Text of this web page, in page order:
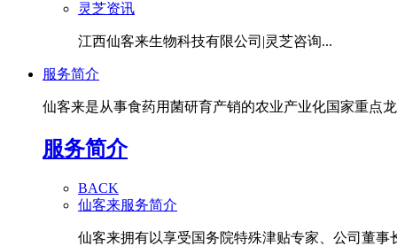
灵芝资讯
江西仙客来生物科技有限公司|灵芝咨询...
服务简介
仙客来是从事食药用菌研育产销的农业产业化国家重点
服务简介
BACK
仙客来服务简介
仙客来拥有以享受国务院特殊津贴专家、公司董事